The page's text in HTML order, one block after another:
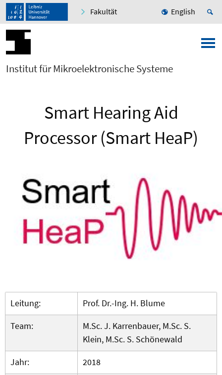
Fakultät English
Institut für Mikroelektronische Systeme
Smart Hearing Aid
Processor (Smart HeaP)
Leitung:
Prof. Dr.-Ing. H. Blume
Team:
M.Sc. J. Karrenbauer, M.Sc. S.
Klein, M.Sc. S. Schönewald
Jahr:
2018